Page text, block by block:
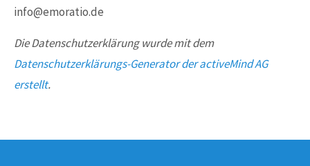
info@emoratio.de
Die Datenschutzerklärung wurde mit dem
Datenschutzerklärungs-Generator der activeMind AG
erstellt.